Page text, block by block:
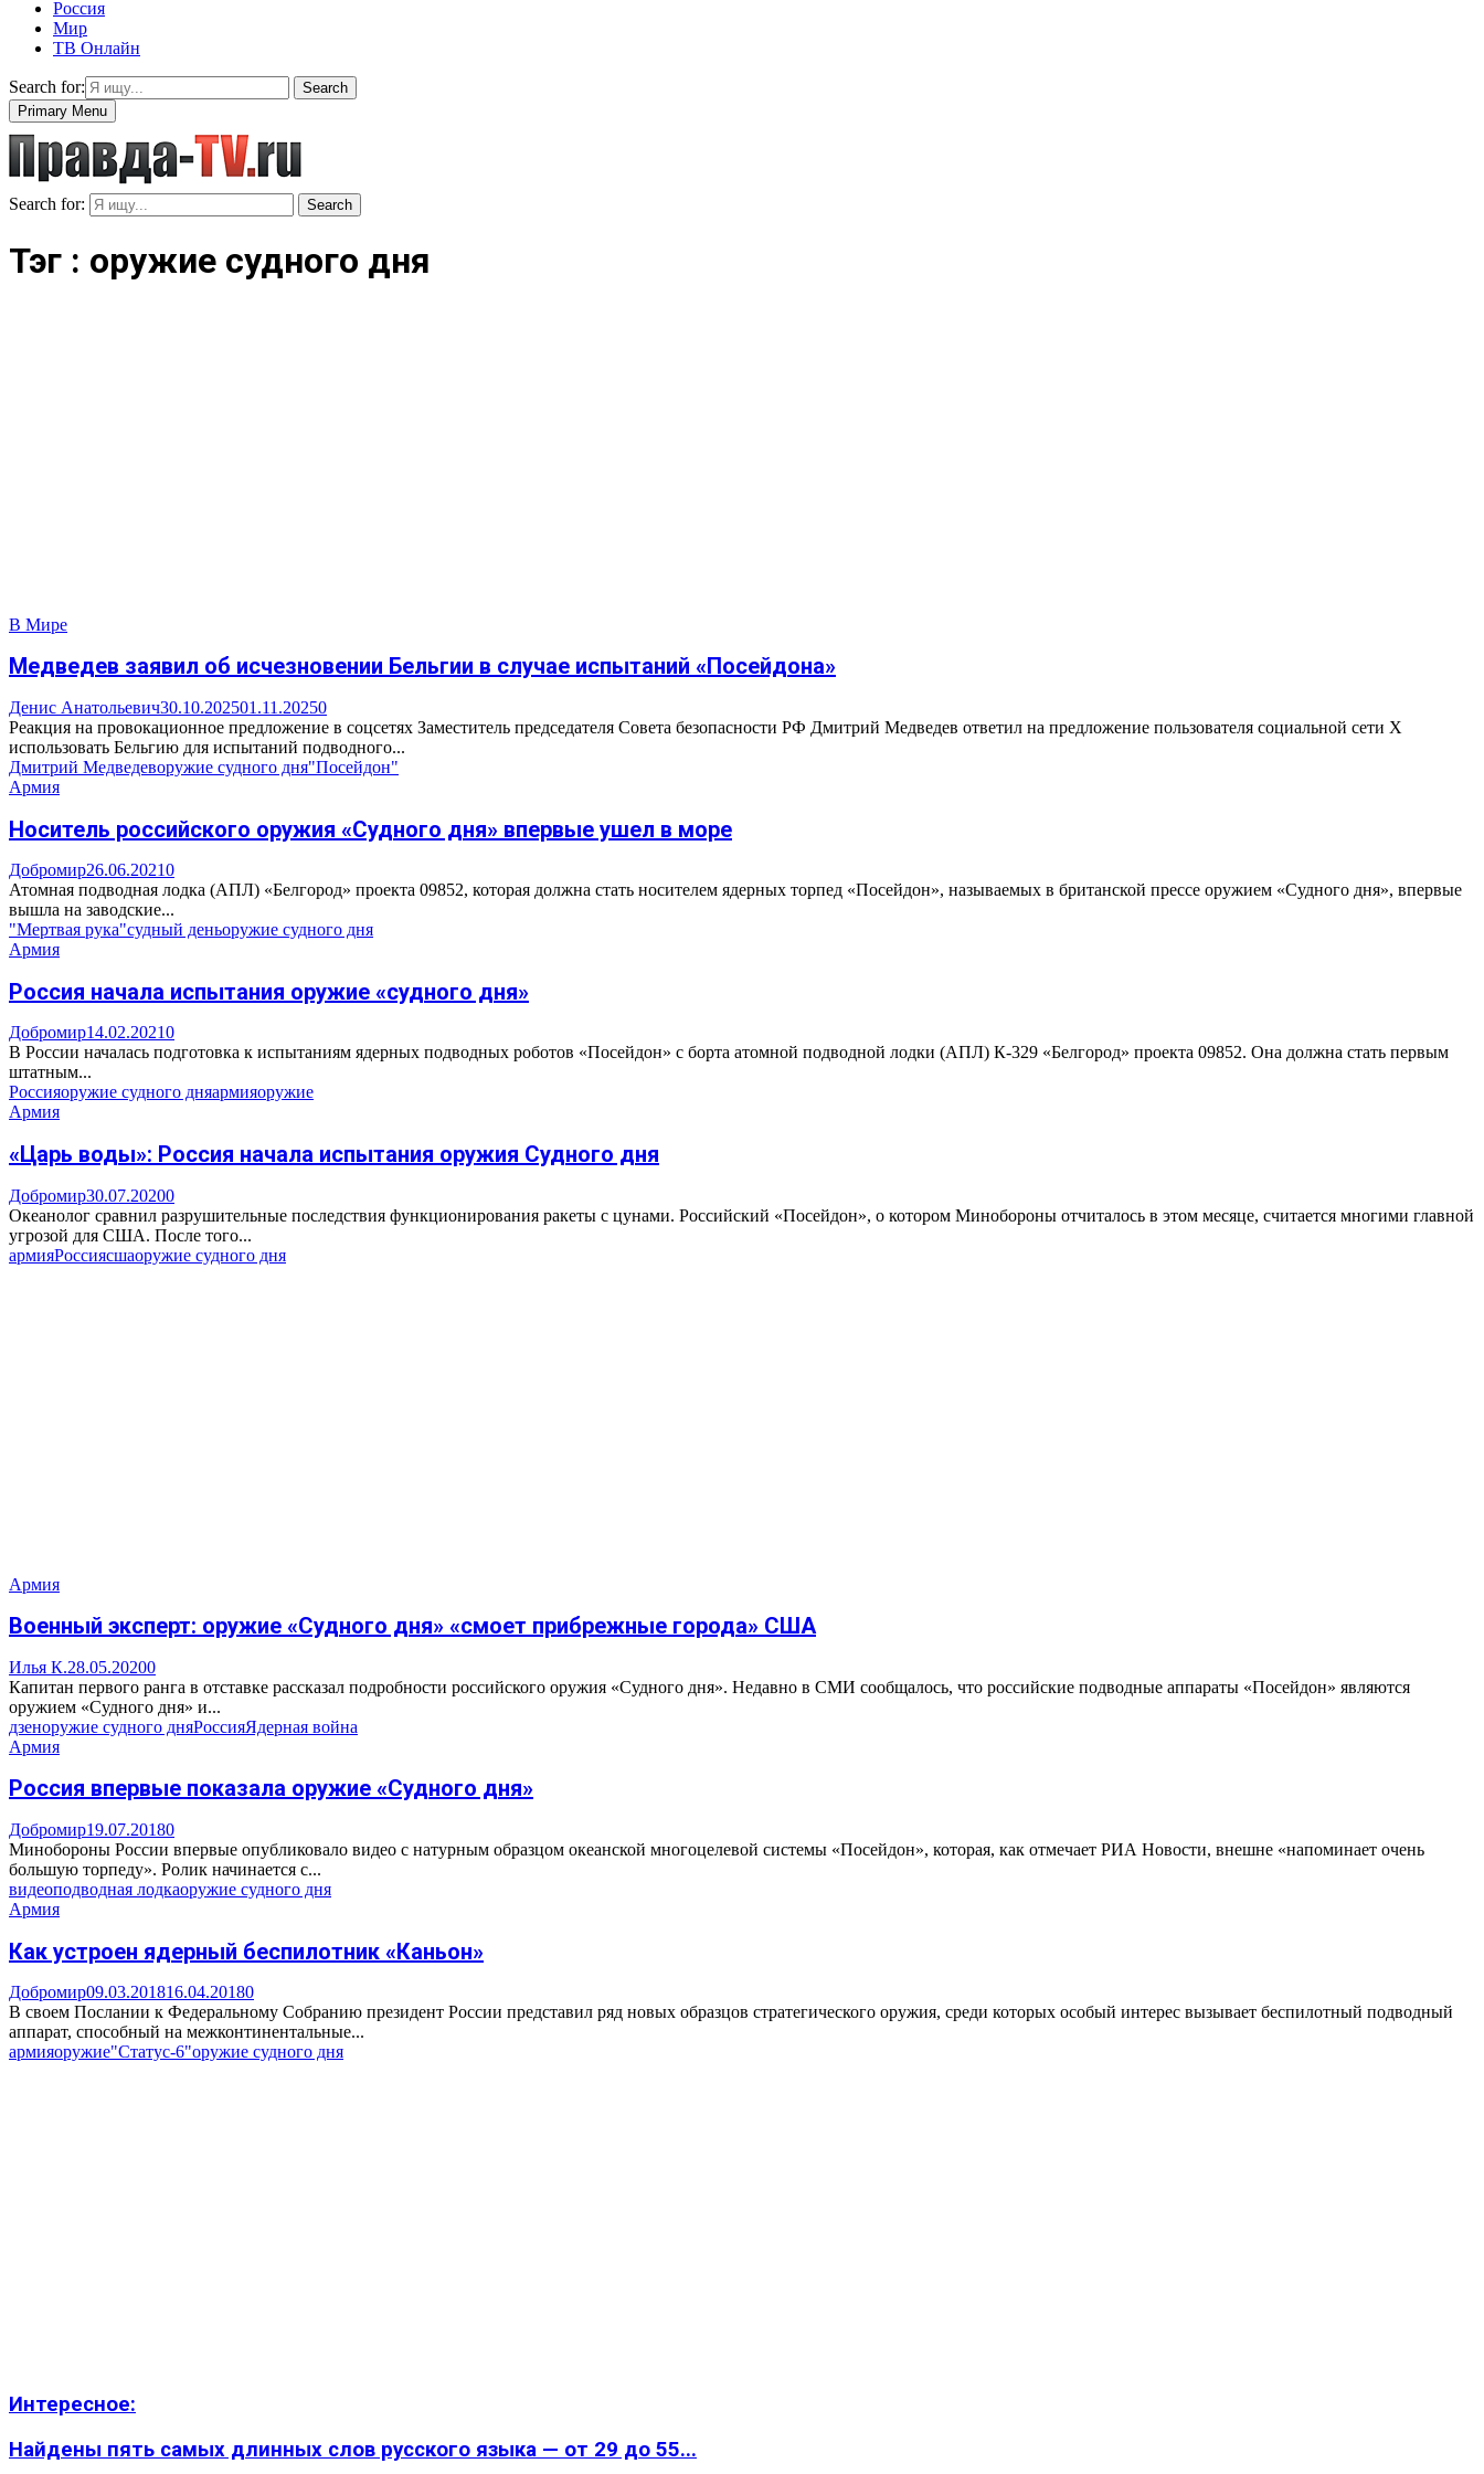
Россия
Мир
ТВ Онлайн
Search for:
Search
Primary Menu
Search for: Search
Тэг : оружие судного дня
В Мире
Медведев заявил об исчезновении Бельгии в случае испытаний «Посейдона»
Денис Анатольевич30.10.202501.11.20250
Реакция на провокационное предложение в соцсетях Заместитель председателя Совета безопасности РФ Дмитрий Медведев ответил на предложение пользователя социальной сети X
использовать Бельгию для испытаний подводного...
Дмитрий Медведеворужие судного дня"Посейдон"
Армия
Носитель российского оружия «Судного дня» впервые ушел в море
Добромир26.06.20210
Атомная подводная лодка (АПЛ) «Белгород» проекта 09852, которая должна стать носителем ядерных торпед «Посейдон», называемых в британской прессе оружием «Судного дня», впервые
вышла на заводские...
"Мертвая рука"судный деньоружие судного дня
Армия
Россия начала испытания оружие «судного дня»
Добромир14.02.20210
В России началась подготовка к испытаниям ядерных подводных роботов «Посейдон» с борта атомной подводной лодки (АПЛ) К-329 «Белгород» проекта 09852. Она должна стать первым
штатным...
Россияоружие судного дняармияоружие
Армия
«Царь воды»: Россия начала испытания оружия Судного дня
Добромир30.07.20200
Океанолог сравнил разрушительные последствия функционирования ракеты с цунами. Российский «Посейдон», о котором Минобороны отчиталось в этом месяце, считается многими главной
угрозой для США. После того...
армияРоссиясшаоружие судного дня
Армия
Военный эксперт: оружие «Судного дня» «смоет прибрежные города» США
Илья К.28.05.20200
Капитан первого ранга в отставке рассказал подробности российского оружия «Судного дня». Недавно в СМИ сообщалось, что российские подводные аппараты «Посейдон» являются
оружием «Судного дня» и...
дзеноружие судного дняРоссияЯдерная война
Армия
Россия впервые показала оружие «Судного дня»
Добромир19.07.20180
Минобороны России впервые опубликовало видео с натурным образцом океанской многоцелевой системы «Посейдон», которая, как отмечает РИА Новости, внешне «напоминает очень
большую торпеду». Ролик начинается с...
видеоподводная лодкаоружие судного дня
Армия
Как устроен ядерный беспилотник «Каньон»
Добромир09.03.201816.04.20180
В своем Послании к Федеральному Собранию президент России представил ряд новых образцов стратегического оружия, среди которых особый интерес вызывает беспилотный подводный
аппарат, способный на межконтинентальные...
армияоружие"Статус-6"оружие судного дня
Интересное:
Найдены пять самых длинных слов русского языка — от 29 до 55...